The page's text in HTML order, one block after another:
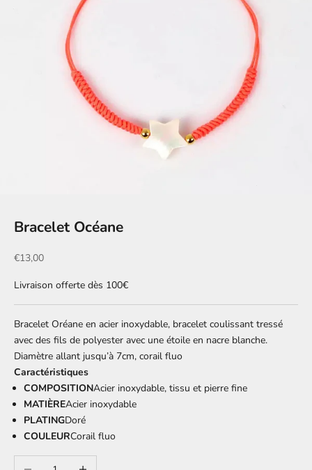
Bracelet Océane
Prix de vente
€13,00
Livraison offerte dès 100€
Bracelet Oréane en acier inoxydable, bracelet coulissant tressé
avec des fils de polyester avec une étoile en nacre blanche.
Diamètre allant jusqu’à 7cm, corail fluo
Caractéristiques
COMPOSITIONAcier inoxydable, tissu et pierre fine
MATIÈREAcier inoxydable
PLATINGDoré
COULEURCorail fluo
Diminuer la quantitéAugmenter la quantité